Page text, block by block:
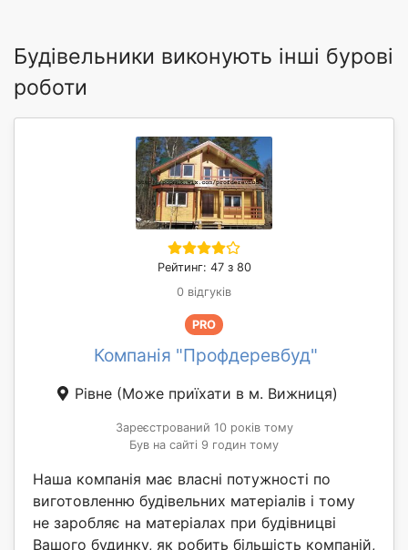
Будівельники виконують інші бурові
роботи
Рейтинг: 47 з 80
0 відгуків
PRO
Компанія "Профдеревбуд"
Рівне (Може приїхати в м. Вижниця)
Зареєстрований 10 років тому
Був на сайті 9 годин тому
Наша компанія має власні потужності по
виготовленню будівельних матеріалів і тому
не заробляє на матеріалах при будівницві
Вашого будинку, як робить більшість компаній,